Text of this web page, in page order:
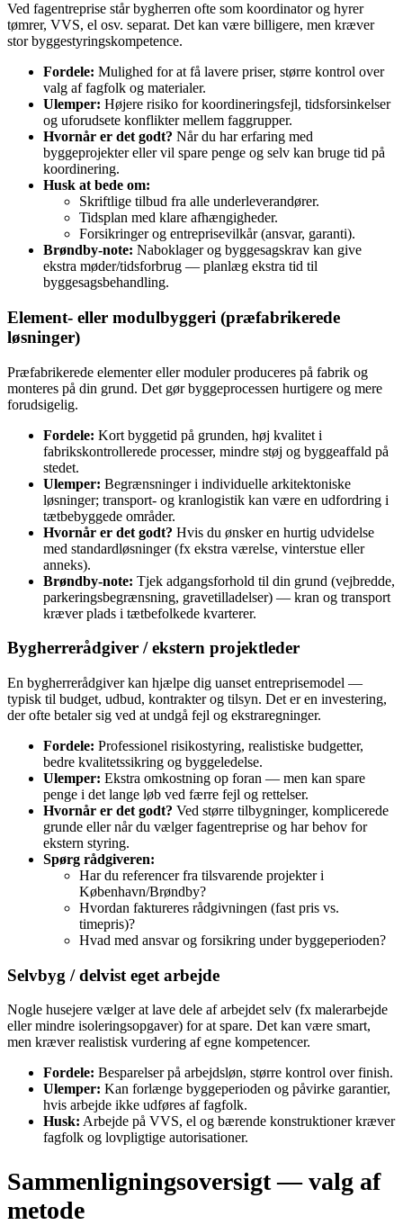
Ved fagentreprise står bygherren ofte som koordinator og hyrer
tømrer, VVS, el osv. separat. Det kan være billigere, men kræver
stor byggestyringskompetence.
Fordele: Mulighed for at få lavere priser, større kontrol over
valg af fagfolk og materialer.
Ulemper: Højere risiko for koordineringsfejl, tidsforsinkelser
og uforudsete konflikter mellem faggrupper.
Hvornår er det godt? Når du har erfaring med
byggeprojekter eller vil spare penge og selv kan bruge tid på
koordinering.
Husk at bede om:
Skriftlige tilbud fra alle underleverandører.
Tidsplan med klare afhængigheder.
Forsikringer og entreprisevilkår (ansvar, garanti).
Brøndby-note: Naboklager og byggesagskrav kan give
ekstra møder/tidsforbrug — planlæg ekstra tid til
byggesagsbehandling.
Element- eller modulbyggeri (præfabrikerede
løsninger)
Præfabrikerede elementer eller moduler produceres på fabrik og
monteres på din grund. Det gør byggeprocessen hurtigere og mere
forudsigelig.
Fordele: Kort byggetid på grunden, høj kvalitet i
fabrikskontrollerede processer, mindre støj og byggeaffald på
stedet.
Ulemper: Begrænsninger i individuelle arkitektoniske
løsninger; transport- og kranlogistik kan være en udfordring i
tætbebyggede områder.
Hvornår er det godt? Hvis du ønsker en hurtig udvidelse
med standardløsninger (fx ekstra værelse, vinterstue eller
anneks).
Brøndby-note: Tjek adgangsforhold til din grund (vejbredde,
parkeringsbegrænsning, gravetilladelser) — kran og transport
kræver plads i tætbefolkede kvarterer.
Bygherrerådgiver / ekstern projektleder
En bygherrerådgiver kan hjælpe dig uanset entreprisemodel —
typisk til budget, udbud, kontrakter og tilsyn. Det er en investering,
der ofte betaler sig ved at undgå fejl og ekstraregninger.
Fordele: Professionel risikostyring, realistiske budgetter,
bedre kvalitetssikring og byggeledelse.
Ulemper: Ekstra omkostning op foran — men kan spare
penge i det lange løb ved færre fejl og rettelser.
Hvornår er det godt? Ved større tilbygninger, komplicerede
grunde eller når du vælger fagentreprise og har behov for
ekstern styring.
Spørg rådgiveren:
Har du referencer fra tilsvarende projekter i
København/Brøndby?
Hvordan faktureres rådgivningen (fast pris vs.
timepris)?
Hvad med ansvar og forsikring under byggeperioden?
Selvbyg / delvist eget arbejde
Nogle husejere vælger at lave dele af arbejdet selv (fx malerarbejde
eller mindre isoleringsopgaver) for at spare. Det kan være smart,
men kræver realistisk vurdering af egne kompetencer.
Fordele: Besparelser på arbejdsløn, større kontrol over finish.
Ulemper: Kan forlænge byggeperioden og påvirke garantier,
hvis arbejde ikke udføres af fagfolk.
Husk: Arbejde på VVS, el og bærende konstruktioner kræver
fagfolk og lovpligtige autorisationer.
Sammenligningsoversigt — valg af
metode